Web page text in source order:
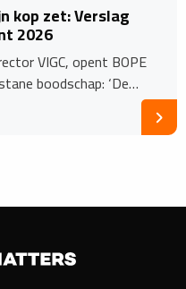
kop zet: Verslag
2026
VIGC, opent BOPE
boodschap: ‘De…